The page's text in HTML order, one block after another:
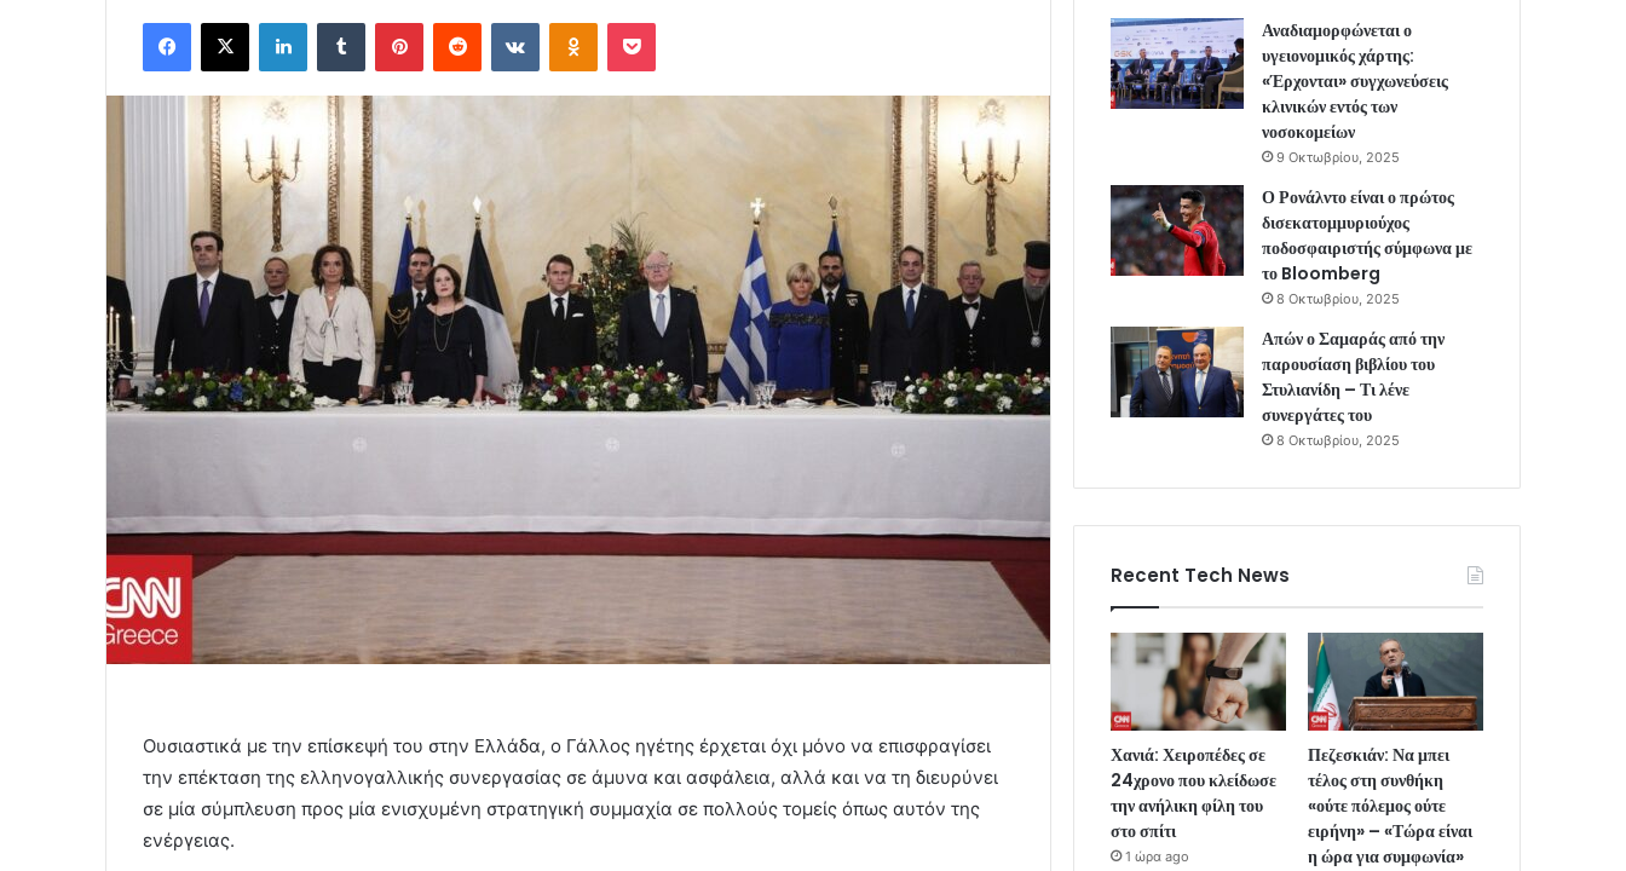
email
Facebook
X LinkedInTumblr PinterestReddit VKontakteOdnoklassniki
Pocket
Ουσιαστικά με την επίσκεψή του στην Ελλάδα, ο Γάλλος ηγέτης έρχεται όχι μόνο να επισφραγίσει
την επέκταση της ελληνογαλλικής συνεργασίας σε άμυνα και ασφάλεια, αλλά και να τη διευρύνει
σε μία σύμπλευση προς μία ενισχυμένη στρατηγική συμμαχία σε πολλούς τομείς όπως αυτόν της
ενέργειας.
Αναδιαμορφώνεται ο
υγειονομικός χάρτης:
«Έρχονται» συγχωνεύσεις
κλινικών εντός των
νοσοκομείων
9 Οκτωβρίου, 2025
Ο Ρονάλντο είναι ο πρώτος
δισεκατομμυριούχος
ποδοσφαιριστής σύμφωνα με
το Bloomberg
8 Οκτωβρίου, 2025
Απών ο Σαμαράς από την
παρουσίαση βιβλίου του
Στυλιανίδη – Τι λένε
συνεργάτες του
8 Οκτωβρίου, 2025
Recent Tech News
Χανιά: Χειροπέδες σε
24χρονο που κλείδωσε
την ανήλικη φίλη του
στο σπίτι
1 ώρα ago
Πεζεσκιάν: Να μπει
τέλος στη συνθήκη
«ούτε πόλεμος ούτε
ειρήνη» – «Τώρα είναι
η ώρα για συμφωνία»